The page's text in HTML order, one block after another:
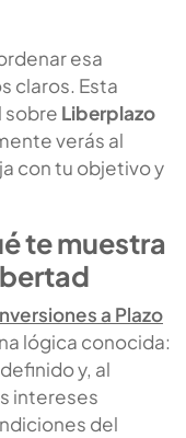
esa
claros. Esta
sobre Liberplazo
verás al
con tu objetivo y
te muestra
a Plazo
lógica conocida:
y, al
intereses
del